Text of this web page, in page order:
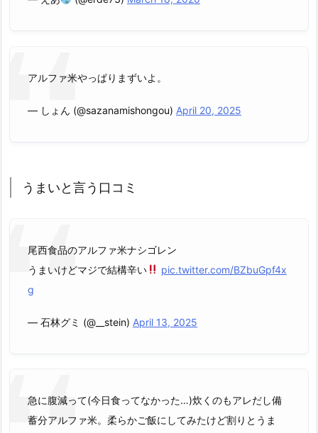
アルファ米やっぱりまずいよ。
— しょん (@sazanamishongou) April 20, 2025
うまいと言う口コミ
尾西食品のアルファ米ナシゴレン
うまいけどマジで結構辛い
pic.twitter.com/BZbuGpf4x
g
— 石林グミ (@__stein) April 13, 2025
急に腹減って(今日食ってなかった…)炊くのもアレだし備
蓄分アルファ米。柔らかご飯にしてみたけど割りとうま